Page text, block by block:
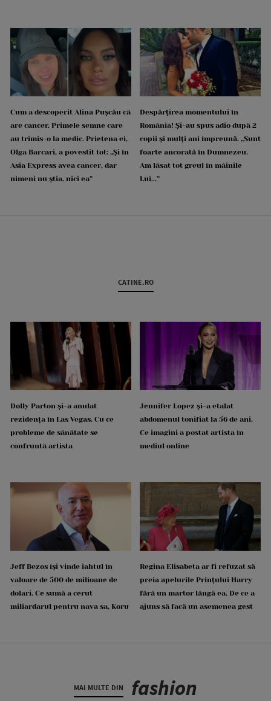
Cum a descoperit Alina Pușcău că
are cancer. Primele semne care
au trimis-o la medic. Prietena ei,
Olga Barcari, a povestit tot: „Și în
Asia Express avea cancer, dar
nimeni nu știa, nici ea”
Despărțirea momentului în
România! Și-au spus adio după 2
copii și mulți ani împreună. „Sunt
foarte ancorată în Dumnezeu.
Am lăsat tot greul în mâinile
Lui...”
CATINE.RO
Dolly Parton și-a anulat
rezidența în Las Vegas. Cu ce
probleme de sănătate se
confruntă artista
Jennifer Lopez și-a etalat
abdomenul tonifiat la 56 de ani.
Ce imagini a postat artista în
mediul online
Jeff Bezos își vinde iahtul în
valoare de 500 de milioane de
dolari. Ce sumă a cerut
miliardarul pentru nava sa, Koru
Regina Elisabeta ar fi refuzat să
preia apelurile Prințului Harry
fără un martor lângă ea. De ce a
ajuns să facă un asemenea gest
MAI MULTE DIN fashion